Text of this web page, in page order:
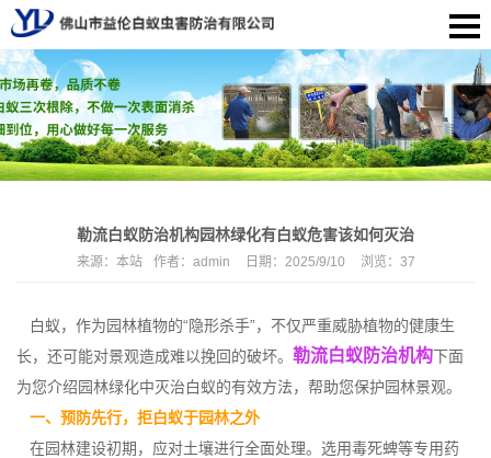
勒流白蚁防治机构园林绿化有白蚁危害该如何灭治
来源： 本站 作者： admin 日期： 2025/9/10 浏览： 37
白蚁，作为园林植物的“隐形杀手”，不仅严重威胁植物的健康生
长，还可能对景观造成难以挽回的破坏。 勒流白蚁防治机构下面
为您介绍园林绿化中灭治白蚁的有效方法，帮助您保护园林景观。
一、预防先行，拒白蚁于园林之外
在园林建设初期，应对土壤进行全面处理。选用毒死蜱等专用药